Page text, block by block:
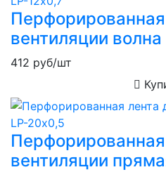
вентиляции
412 руб/шт
вентиляции